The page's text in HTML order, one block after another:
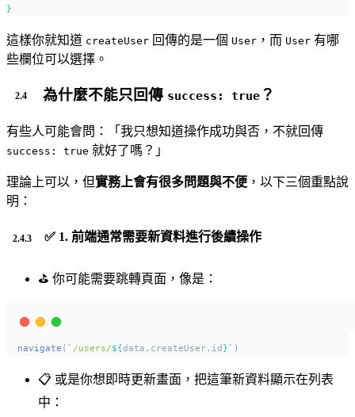
}
這樣你就知道 createUser 回傳的是一個 User ，而 User 有哪
些欄位可以選擇。
為什麼不能只回傳 success: true ？
有些人可能會問：「我只想知道操作成功與否，不就回傳
success: true 就好了嗎？」
理論上可以，但實務上會有很多問題與不便 ，以下三個重點說
明：
✅ 1. 前端通常需要新資料進行後續操作
⛳ 你可能需要跳轉頁面，像是：
navigate ( ` /users/${data . createUser . id }` )
📋 或是你想即時更新畫面，把這筆新資料顯示在列表
中：